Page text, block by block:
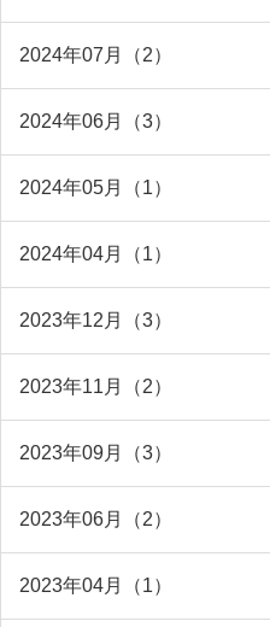
2024年07月（2）
2024年06月（3）
2024年05月（1）
2024年04月（1）
2023年12月（3）
2023年11月（2）
2023年09月（3）
2023年06月（2）
2023年04月（1）